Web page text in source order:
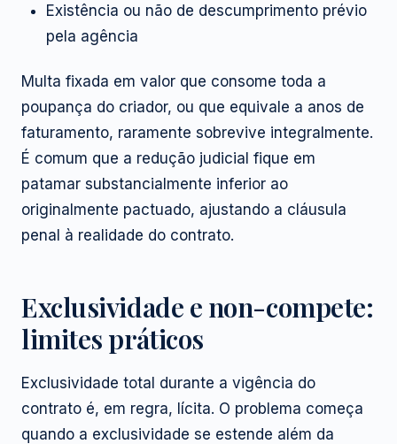
Existência ou não de descumprimento prévio
pela agência
Multa fixada em valor que consome toda a
poupança do criador, ou que equivale a anos de
faturamento, raramente sobrevive integralmente.
É comum que a redução judicial fique em
patamar substancialmente inferior ao
originalmente pactuado, ajustando a cláusula
penal à realidade do contrato.
Exclusividade e non-compete:
limites práticos
Exclusividade total durante a vigência do
contrato é, em regra, lícita. O problema começa
quando a exclusividade se estende além da